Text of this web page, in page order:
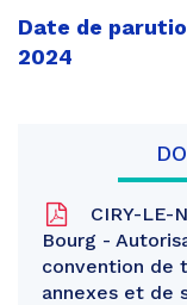
Date de
2024
CIRY-LE-
Bourg -
convention de
annexes et de